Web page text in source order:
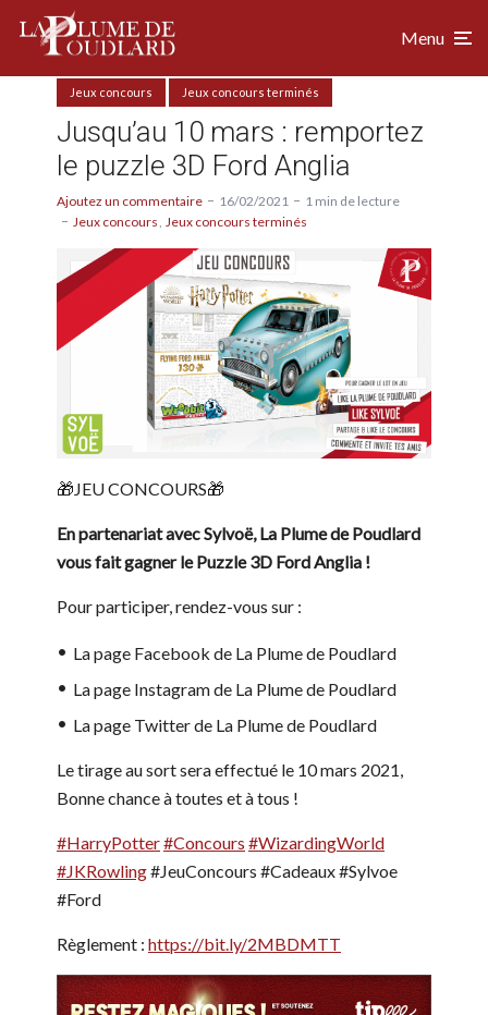
Menu
Jeux concours Jeux concours terminés
Jusqu’au 10 mars : remportez
le puzzle 3D Ford Anglia
Ajoutez un commentaire 16/02/2021
1 min de lecture
Jeux concours
Jeux concours terminés
🎁JEU CONCOURS🎁
En partenariat avec Sylvoë, La Plume de Poudlard
vous fait gagner le Puzzle 3D Ford Anglia !
Pour participer, rendez-vous sur :
La page Facebook de La Plume de Poudlard
La page Instagram de La Plume de Poudlard
La page Twitter de La Plume de Poudlard
Le tirage au sort sera effectué le 10 mars 2021,
Bonne chance à toutes et à tous !
#HarryPotter#Concours #WizardingWorld
#JKRowling#JeuConcours #Cadeaux #Sylvoe
#Ford
Règlement : https://bit.ly/2MBDMTT